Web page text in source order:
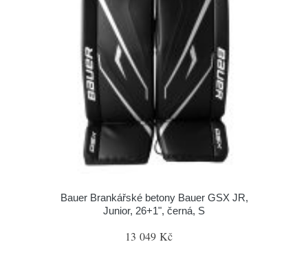
Bauer Brankářské betony Bauer GSX JR,
Junior, 26+1", černá, S
13 049 Kč